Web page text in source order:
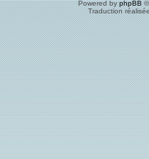
Powered by phpBB
Traduction